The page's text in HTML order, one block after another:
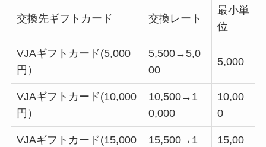
交換先ギフトカード 交換レート
最小単
位
VJAギフトカード(5,000
円）
5,500→5,0
00
5,000
VJAギフトカード(10,000
円）
10,500→1
0,000
10,00
0
VJAギフトカード(15,000
15,500→1
15,00